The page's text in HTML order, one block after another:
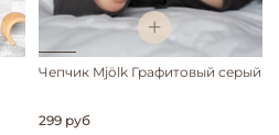
Чепчик Mjölk Графитовый серый
299 руб